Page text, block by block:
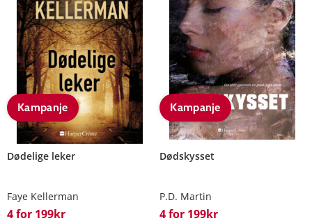
Kampanje
Dødelige leker
Faye Kellerman
4 for 199kr
Kampanje
Dødskysset
P.D. Martin
4 for 199kr